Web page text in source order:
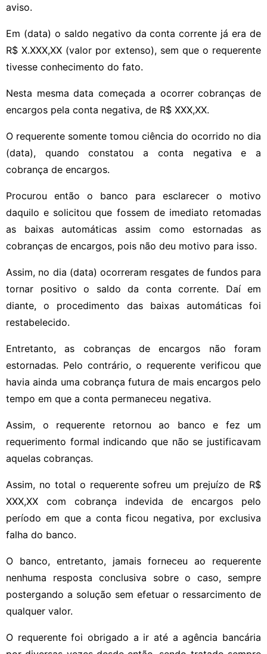
aviso.
Em (data) o saldo negativo da conta corrente já era de
R$ X.XXX,XX (valor por extenso), sem que o requerente
tivesse conhecimento do fato.
Nesta mesma data começada a ocorrer cobranças de
encargos pela conta negativa, de R$ XXX,XX.
O requerente somente tomou ciência do ocorrido no dia
(data), quando constatou a conta negativa e a
cobrança de encargos.
Procurou então o banco para esclarecer o motivo
daquilo e solicitou que fossem de imediato retomadas
as baixas automáticas assim como estornadas as
cobranças de encargos, pois não deu motivo para isso.
Assim, no dia (data) ocorreram resgates de fundos para
tornar positivo o saldo da conta corrente. Daí em
diante, o procedimento das baixas automáticas foi
restabelecido.
Entretanto, as cobranças de encargos não foram
estornadas. Pelo contrário, o requerente verificou que
havia ainda uma cobrança futura de mais encargos pelo
tempo em que a conta permaneceu negativa.
Assim, o requerente retornou ao banco e fez um
requerimento formal indicando que não se justificavam
aquelas cobranças.
Assim, no total o requerente sofreu um prejuízo de R$
XXX,XX com cobrança indevida de encargos pelo
período em que a conta ficou negativa, por exclusiva
falha do banco.
O banco, entretanto, jamais forneceu ao requerente
nenhuma resposta conclusiva sobre o caso, sempre
postergando a solução sem efetuar o ressarcimento de
qualquer valor.
O requerente foi obrigado a ir até a agência bancária